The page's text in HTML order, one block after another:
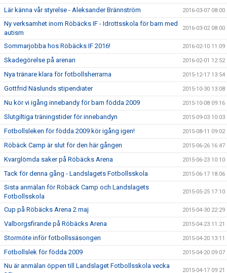
Lär känna vår styrelse - Aleksander Brännström 2016-03-07 08:00
Ny verksamhet inom Röbäcks IF - Idrottsskola för barn med
autism
2016-03-02 08:00
Sommarjobba hos Röbäcks IF 2016! 2016-02-10 11:09
Skadegörelse på arenan 2016-02-01 12:52
Nya tränare klara för fotbollsherrarna 2015-12-17 13:54
Gottfrid Näslunds stipendiater 2015-10-30 13:08
Nu kör vi igång innebandy för barn födda 2009 2015-10-08 09:16
Slutgiltiga träningstider för innebandyn 2015-09-03 10:03
Fotbollsleken för födda 2009 kör igång igen! 2015-08-11 09:02
Röbäck Camp är slut för den här gången 2015-06-26 16:47
Kvarglömda saker på Röbäcks Arena 2015-06-23 10:10
Tack för denna gång - Landslagets Fotbollsskola 2015-06-17 18:06
Sista anmälan för Röbäck Camp och Landslagets
Fotbollsskola
2015-05-25 17:10
Cup på Röbäcks Arena 2 maj 2015-04-30 22:29
Valborgsfirande på Röbäcks Arena 2015-04-23 11:21
Stormöte inför fotbollssäsongen 2015-04-20 13:11
Fotbollslek för födda 2009 2015-04-20 09:07
Nu är anmälan öppen till Landslaget Fotbollsskola vecka
2015-04-17 09:21